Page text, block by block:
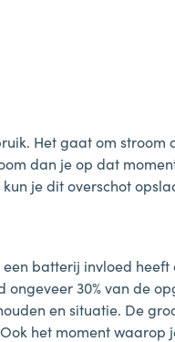
Het gaat om stroom
dan je op dat
je dit overschot
batterij invloed
30% van de
en situatie. De
het moment waarop